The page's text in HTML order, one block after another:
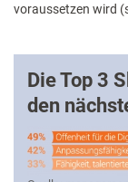
voraussetzen wird
Die Top 3
den